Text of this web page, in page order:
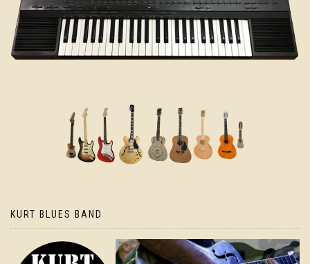
KURT BLUES BAND